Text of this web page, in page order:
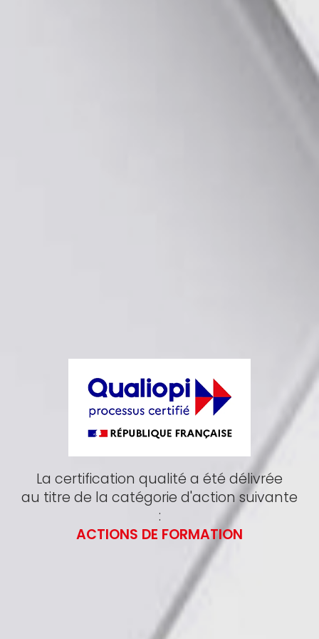
La certification qualité a été délivrée
au titre de la catégorie d'action suivante
:
ACTIONS DE FORMATION